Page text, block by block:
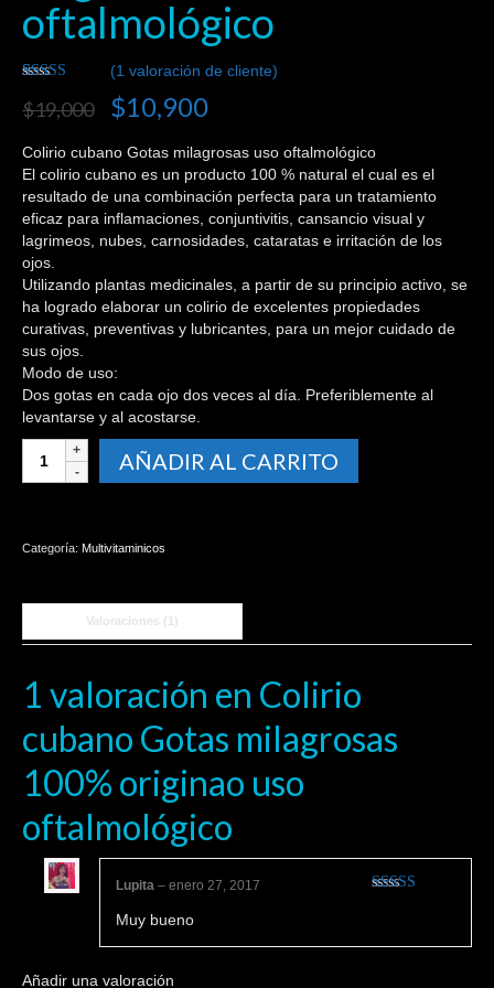
oftalmológico
5.00sobre 5
basado en
de cliente
(1 valoración de cliente)
$19,000 $10,900
Colirio cubano Gotas milagrosas uso oftalmológico
El colirio cubano es un producto 100 % natural el cual es el
resultado de una combinación perfecta para un tratamiento
eficaz para inflamaciones, conjuntivitis, cansancio visual y
lagrimeos, nubes, carnosidades, cataratas e irritación de los
ojos.
Utilizando plantas medicinales, a partir de su principio activo, se
ha logrado elaborar un colirio de excelentes propiedades
curativas, preventivas y lubricantes, para un mejor cuidado de
sus ojos.
Modo de uso:
Dos gotas en cada ojo dos veces al día. Preferiblemente al
levantarse y al acostarse.
cubano
originao
oftalmológico
AÑADIR AL CARRITO
Categoría: Multivitaminicos
Valoraciones (1)
1 valoración en Colirio
cubano Gotas milagrosas
100% originao uso
oftalmológico
Lupita – enero 27, 2017
Muy bueno
Añadir una valoración